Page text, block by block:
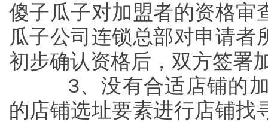
傻子瓜子对加盟者的资格审
瓜子公司连锁总部对申请
初步确认资格后，双方签署
3、没有合适店铺的加
的店铺选址要素进行店铺找